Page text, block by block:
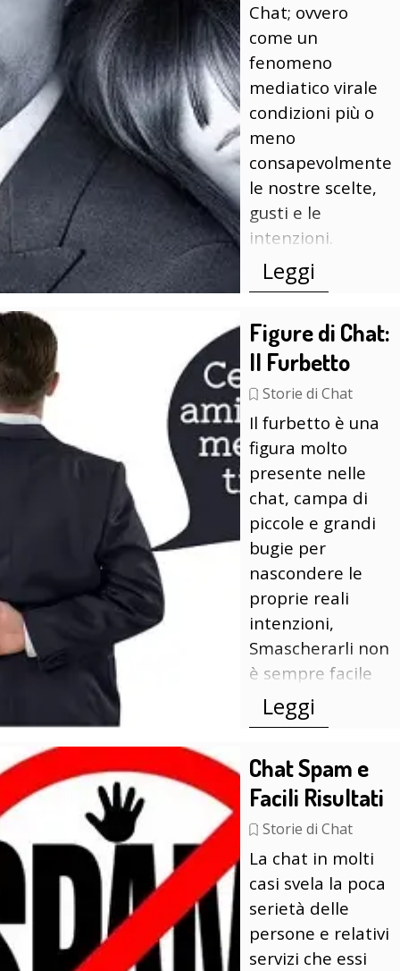
Chat; ovvero
come un
fenomeno
mediatico virale
condizioni più o
meno
consapevolmente
le nostre scelte,
gusti e le
intenzioni.
Leggi
Figure di Chat:
Il Furbetto
Storie di Chat
Il furbetto è una
figura molto
presente nelle
chat, campa di
piccole e grandi
bugie per
nascondere le
proprie reali
intenzioni,
Smascherarli non
è sempre facile
Leggi
Chat Spam e
Facili Risultati
Storie di Chat
La chat in molti
casi svela la poca
serietà delle
persone e relativi
servizi che essi